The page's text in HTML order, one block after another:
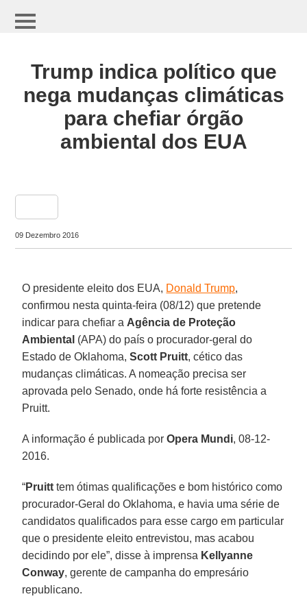
Trump indica político que
nega mudanças climáticas
para chefiar órgão
ambiental dos EUA
09 Dezembro 2016
O presidente eleito dos EUA, Donald Trump,
confirmou nesta quinta-feira (08/12) que pretende
indicar para chefiar a Agência de Proteção
Ambiental (APA) do país o procurador-geral do
Estado de Oklahoma,Scott Pruitt, cético das
mudanças climáticas. A nomeação precisa ser
aprovada pelo Senado, onde há forte resistência a
Pruitt.
A informação é publicada por Opera Mundi, 08-12-
2016.
“Pruitt tem ótimas qualificações e bom histórico como
procurador-Geral do Oklahoma, e havia uma série de
candidatos qualificados para esse cargo em particular
que o presidente eleito entrevistou, mas acabou
decidindo por ele”, disse à imprensa Kellyanne
Conway, gerente de campanha do empresário
republicano.